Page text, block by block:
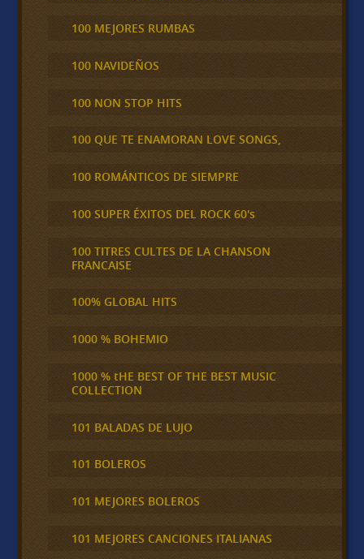
100 MEJORES RUMBAS
100 NAVIDEÑOS
100 NON STOP HITS
100 QUE TE ENAMORAN LOVE SONGS,
100 ROMÁNTICOS DE SIEMPRE
100 SUPER ÉXITOS DEL ROCK 60's
100 TITRES CULTES DE LA CHANSON
FRANCAISE
100% GLOBAL HITS
1000 % BOHEMIO
1000 % tHE BEST OF THE BEST MUSIC
COLLECTION
101 BALADAS DE LUJO
101 BOLEROS
101 MEJORES BOLEROS
101 MEJORES CANCIONES ITALIANAS